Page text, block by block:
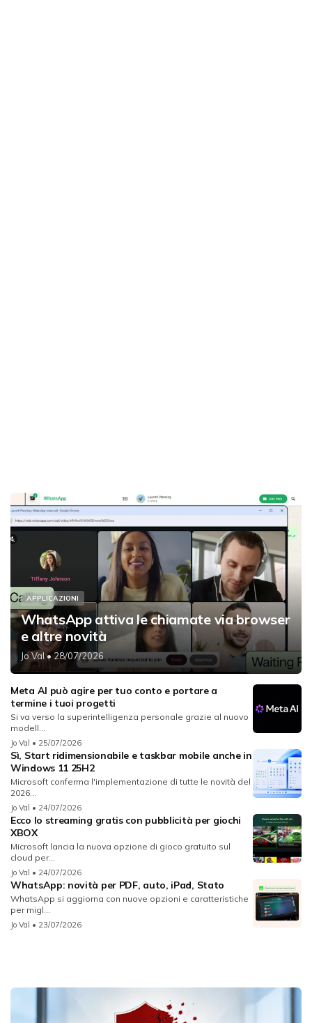
APPLICAZIONI
WhatsApp attiva le chiamate via browser
e altre novità
Jo Val• 28/07/2026
Meta AI può agire per tuo conto e portare a
termine i tuoi progetti
Si va verso la superintelligenza personale grazie al nuovo
modell...
Jo Val • 25/07/2026
Sì, Start ridimensionabile e taskbar mobile anche in
Windows 11 25H2
Microsoft conferma l'implementazione di tutte le novità del
2026...
Jo Val • 24/07/2026
Ecco lo streaming gratis con pubblicità per giochi
XBOX
Microsoft lancia la nuova opzione di gioco gratuito sul
cloud per...
Jo Val • 24/07/2026
WhatsApp: novità per PDF, auto, iPad, Stato
WhatsApp si aggiorna con nuove opzioni e caratteristiche
per migl...
Jo Val • 23/07/2026